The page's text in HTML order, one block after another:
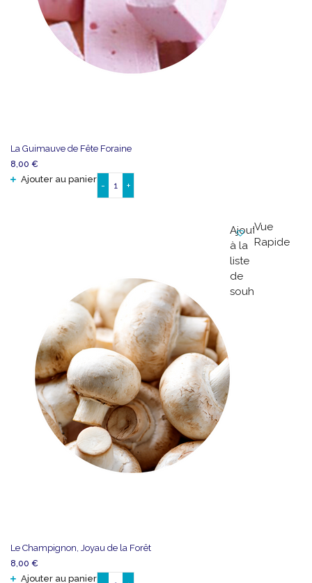
La Guimauve de Fête Foraine
8,00 €
Ajouter au panier
-
quantité
+
Ajouter
à la
liste
de
souhaits
Le Champignon, Joyau de la Forêt
8,00 €
Ajouter au panier
Vue
Rapide